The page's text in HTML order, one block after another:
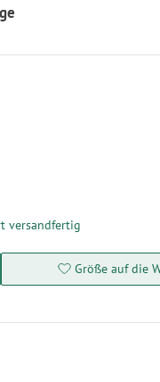
versandfertig
Größe auf die